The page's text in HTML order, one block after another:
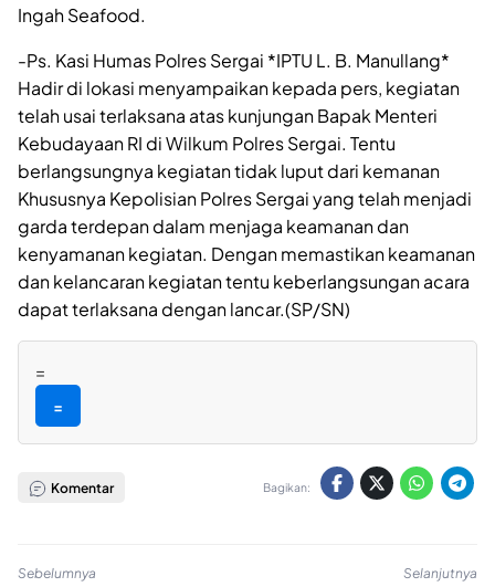
Ingah Seafood.
-Ps. Kasi Humas Polres Sergai *IPTU L. B. Manullang*
Hadir di lokasi menyampaikan kepada pers, kegiatan
telah usai terlaksana atas kunjungan Bapak Menteri
Kebudayaan RI di Wilkum Polres Sergai. Tentu
berlangsungnya kegiatan tidak luput dari kemanan
Khususnya Kepolisian Polres Sergai yang telah menjadi
garda terdepan dalam menjaga keamanan dan
kenyamanan kegiatan. Dengan memastikan keamanan
dan kelancaran kegiatan tentu keberlangsungan acara
dapat terlaksana dengan lancar.(SP/SN)
=
=
Komentar Bagikan:
Sebelumnya
Selanjutnya